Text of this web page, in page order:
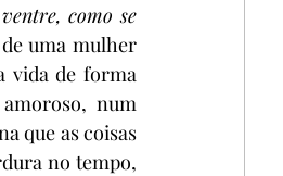
como se
de uma mulher
vida de forma
num
que as coisas
no tempo,